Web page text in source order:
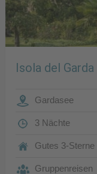
Isola del Garda
Gardasee
3 Nächte
Gutes 3-Sterne
Gruppenreisen